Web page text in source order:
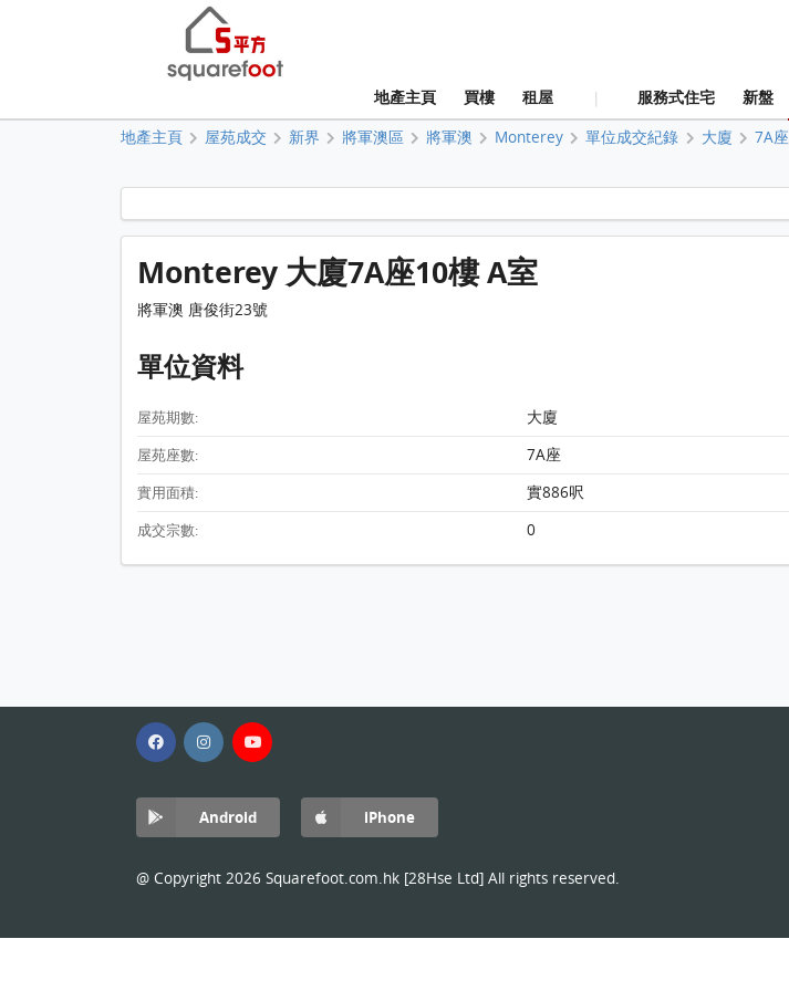
地產主頁 買樓 租屋 | 服務式住宅 新盤
地產主頁 屋苑成交 新界 將軍澳區 將軍澳 Monterey 單位成交紀錄 大廈 7A座
Monterey 大廈7A座10樓 A室 平面圖
Monterey 大廈7A座10樓 A室
將軍澳 唐俊街23號
單位資料
屋苑期數: 大廈
屋苑座數: 7A座
實用面積: 實886呎
成交宗數: 0
Android iPhone
@ Copyright 2026 Squarefoot.com.hk [28Hse Ltd] All rights reserved.